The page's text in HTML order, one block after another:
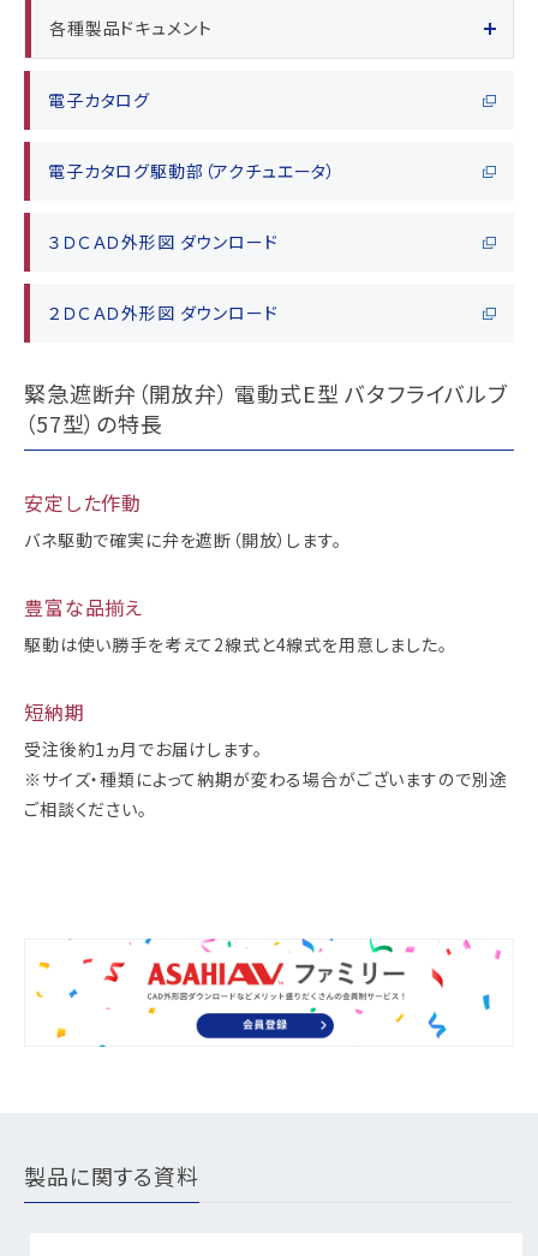
各種製品ドキュメント
電子カタログ
電子カタログ駆動部（アクチュエータ）
３ＤＣＡＤ外形図 ダウンロード
２ＤＣＡＤ外形図 ダウンロード
緊急遮断弁（開放弁） 電動式E型 バタフライバルブ
（57型）の特長
安定した作動
バネ駆動で確実に弁を遮断（開放）します。
豊富な品揃え
駆動は使い勝手を考えて2線式と4線式を用意しました。
短納期
受注後約1ヵ月でお届けします。
※サイズ・種類によって納期が変わる場合がございますので別途
ご相談ください。
製品に関する資料